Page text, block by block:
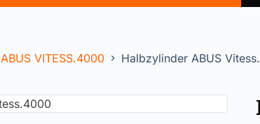
ABUS VITESS.4000 Halbzylinder ABUS